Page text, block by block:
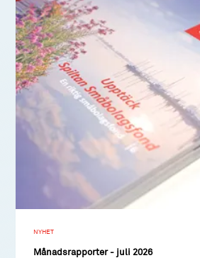
NYHET
Månadsrapporter - juli 2026